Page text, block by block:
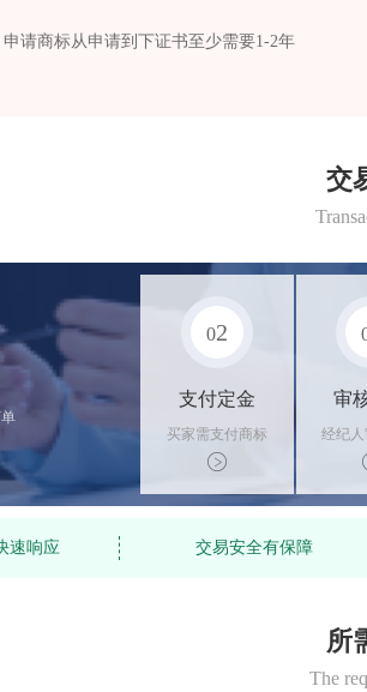
请商标从申请到下证书至少需要1-2年
交
02
支付定金
买家需支付商标
标价的10%的购
买订金
审
经纪人
商
速响应 交易安全有保障
所
The